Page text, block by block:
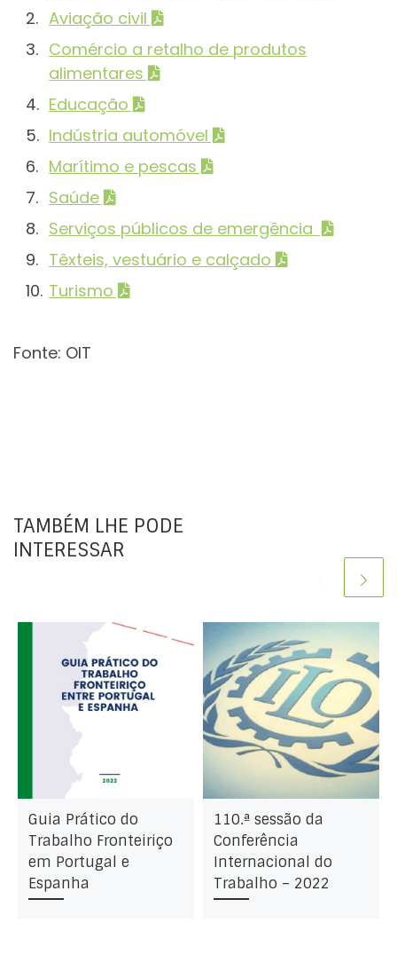
Aviação civil
Comércio a retalho de produtos
alimentares
Educação
Indústria automóvel
Marítimo e pescas
Saúde
Serviços públicos de emergência
Têxteis, vestuário e calçado
Turismo
Fonte: OIT
TAMBÉM LHE PODE
INTERESSAR
Guia Prático do
Trabalho Fronteiriço
em Portugal e
Espanha
110.ª sessão da
Conferência
Internacional do
Trabalho – 2022